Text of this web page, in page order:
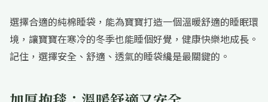
選擇合適的純棉睡袋，能為寶寶打造一個溫暖舒適的睡眠環
境，讓寶寶在寒冷的冬季也能睡個好覺，健康快樂地成長。
記住，選擇安全、舒適、透氣的睡袋纔是最關鍵的。